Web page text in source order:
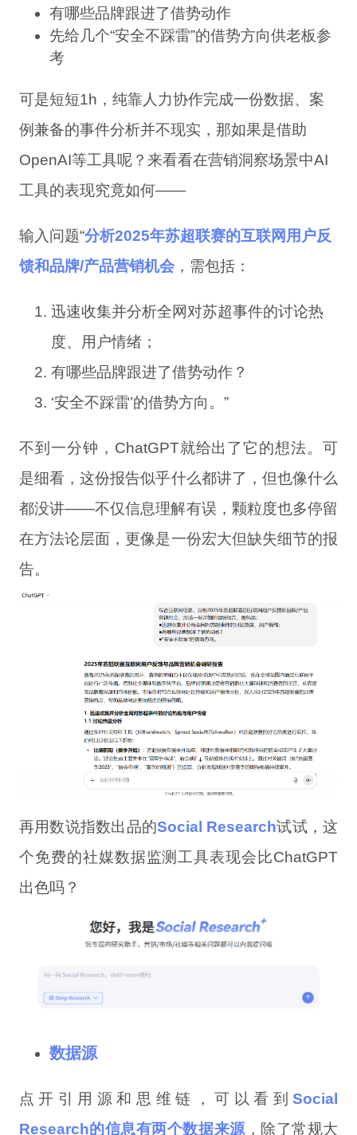
有哪些品牌跟进了借势动作
先给几个“安全不踩雷”的借势方向供老板参
考
可是短短1h，纯靠人力协作完成一份数据、案
例兼备的事件分析并不现实，那如果是借助
OpenAI等工具呢？来看看在营销洞察场景中AI
工具的表现究竟如何——
输入问题“分析2025年苏超联赛的互联网用户反
馈和品牌/产品营销机会，需包括：
迅速收集并分析全网对苏超事件的讨论热
度、用户情绪；
有哪些品牌跟进了借势动作？
‘安全不踩雷’的借势方向。”
不到一分钟，ChatGPT就给出了它的想法。可
是细看，这份报告似乎什么都讲了，但也像什么
都没讲——不仅信息理解有误，颗粒度也多停留
在方法论层面，更像是一份宏大但缺失细节的报
告。
再用数说指数出品的Social Research试试，这
个免费的社媒数据监测工具表现会比ChatGPT
出色吗？
数据源
点开引用源和思维链，可以看到Social
Research的信息有两个数据来源，除了常规大